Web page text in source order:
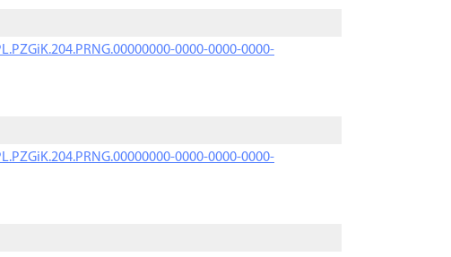
0000-0000-0000-
0000-0000-0000-